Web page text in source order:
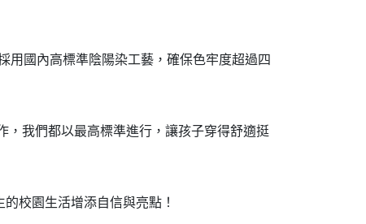
用國內高標準陰陽染工藝，確保色牢度超過四
，我們都以最高標準進行，讓孩子穿得舒適挺
校園生活增添自信與亮點！